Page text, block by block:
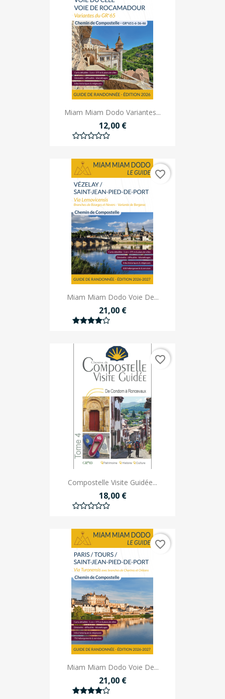
Miam Miam Dodo Variantes...
12,00 €
Miam Miam Dodo Voie De...
21,00 €
favorite_border
Compostelle Visite Guidée...
18,00 €
favorite_border
Miam Miam Dodo Voie De...
21,00 €
favorite_border